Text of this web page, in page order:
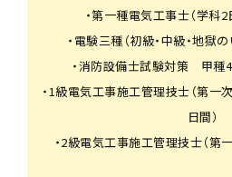
・第一種電気工事士（学科2
・電験三種（初級・中級・地獄
・消防設備士試験対策 甲種
・1級電気工事施工管理技士（第一
日間）
・2級電気工事施工管理技士（第